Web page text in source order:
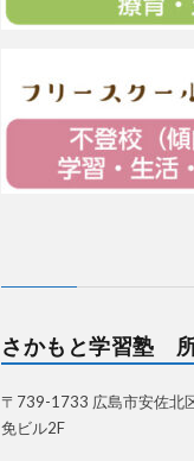
さかもと学習塾
〒739-1733 広島市安佐北
免ビル2F